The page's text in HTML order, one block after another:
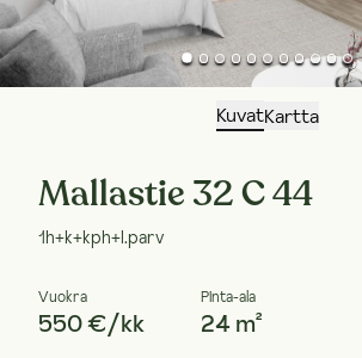
KuvatKartta
Mallastie 32 C 44
1h+k+kph+l.parv
Vuokra
550 €/kk
Pinta-ala
24 m²